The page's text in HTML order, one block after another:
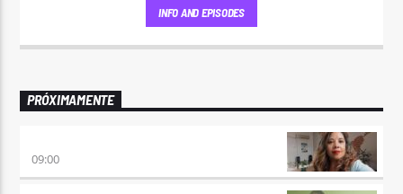
INFO AND EPISODES
PRÓXIMAMENTE
09:00